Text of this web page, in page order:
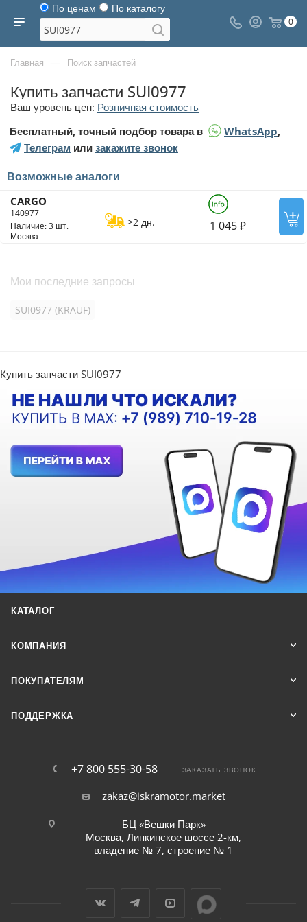
По ценам По каталогу
0
Главная — Поиск запчастей
Купить запчасти SUI0977
Ваш уровень цен: Розничная стоимость
Бесплатный, точный подбор товара в
WhatsApp,
Телеграм или закажите звонок
Возможные аналоги
CARGO
140977
Наличие: 3 шт.
Москва
>2 дн. 1 045 ₽
Мои последние запросы
SUI0977 (KRAUF)
Купить запчасти SUI0977
КАТАЛОГ
КОМПАНИЯ
ПОКУПАТЕЛЯМ
ПОДДЕРЖКА
+7 800 555-30-58 ЗАКАЗАТЬ ЗВОНОК
zakaz@iskramotor.market
БЦ «Вешки Парк»
Москва, Липкинское шоссе 2-км,
владение № 7, строение № 1